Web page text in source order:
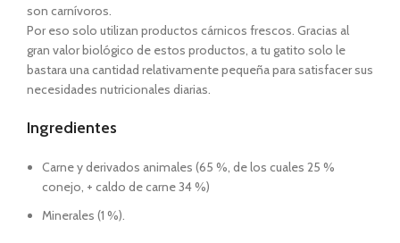
son carnívoros.
Por eso solo utilizan productos cárnicos frescos. Gracias al
gran valor biológico de estos productos, a tu gatito solo le
bastara una cantidad relativamente pequeña para satisfacer sus
necesidades nutricionales diarias.
Ingredientes
Carne y derivados animales (65 %, de los cuales 25 %
conejo, + caldo de carne 34 %)
Minerales (1 %).